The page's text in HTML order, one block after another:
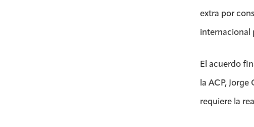
extra por
internacional
El acuerdo
la ACP,
requiere la